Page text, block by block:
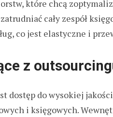
które chcą
cały zespół
co jest elastyczne i
z
dostęp do wysokiej
i księgowych.